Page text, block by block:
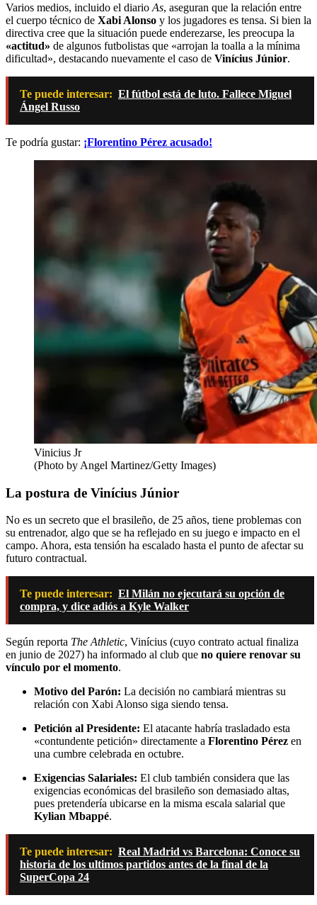
Varios medios, incluido el diario As, aseguran que la relación entre
el cuerpo técnico de Xabi Alonso y los jugadores es tensa. Si bien la
directiva cree que la situación puede enderezarse, les preocupa la
«actitud» de algunos futbolistas que «arrojan la toalla a la mínima
dificultad», destacando nuevamente el caso de Vinícius Júnior.
Te puede interesar: El fútbol está de luto. Fallece Miguel
Ángel Russo
Te podría gustar: ¡Florentino Pérez acusado!
Vinicius Jr
(Photo by Angel Martinez/Getty Images)
La postura de Vinícius Júnior
No es un secreto que el brasileño, de 25 años, tiene problemas con
su entrenador, algo que se ha reflejado en su juego e impacto en el
campo. Ahora, esta tensión ha escalado hasta el punto de afectar su
futuro contractual.
Te puede interesar: El Milán no ejecutará su opción de
compra, y dice adiós a Kyle Walker
Según reporta The Athletic, Vinícius (cuyo contrato actual finaliza
en junio de 2027) ha informado al club que no quiere renovar su
vínculo por el momento.
Motivo del Parón: La decisión no cambiará mientras su
relación con Xabi Alonso siga siendo tensa.
Petición al Presidente: El atacante habría trasladado esta
«contundente petición» directamente a Florentino Pérez en
una cumbre celebrada en octubre.
Exigencias Salariales: El club también considera que las
exigencias económicas del brasileño son demasiado altas,
pues pretendería ubicarse en la misma escala salarial que
Kylian Mbappé.
Te puede interesar: Real Madrid vs Barcelona: Conoce su
historia de los ultimos partidos antes de la final de la
SuperCopa 24